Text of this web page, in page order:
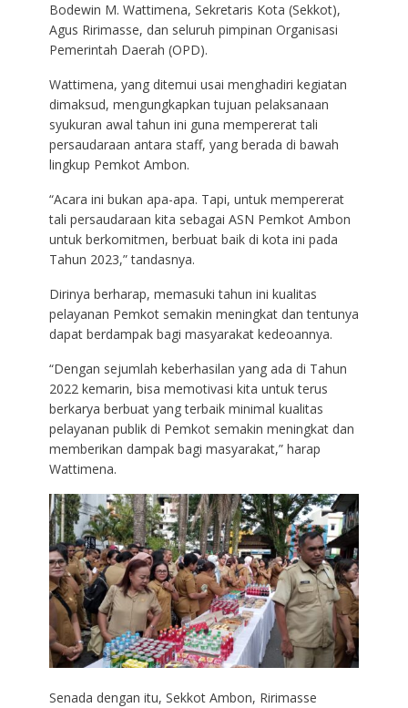
Bodewin M. Wattimena, Sekretaris Kota (Sekkot),
Agus Ririmasse, dan seluruh pimpinan Organisasi
Pemerintah Daerah (OPD).
Wattimena, yang ditemui usai menghadiri kegiatan
dimaksud, mengungkapkan tujuan pelaksanaan
syukuran awal tahun ini guna mempererat tali
persaudaraan antara staff, yang berada di bawah
lingkup Pemkot Ambon.
“Acara ini bukan apa-apa. Tapi, untuk mempererat
tali persaudaraan kita sebagai ASN Pemkot Ambon
untuk berkomitmen, berbuat baik di kota ini pada
Tahun 2023,” tandasnya.
Dirinya berharap, memasuki tahun ini kualitas
pelayanan Pemkot semakin meningkat dan tentunya
dapat berdampak bagi masyarakat kedeoannya.
“Dengan sejumlah keberhasilan yang ada di Tahun
2022 kemarin, bisa memotivasi kita untuk terus
berkarya berbuat yang terbaik minimal kualitas
pelayanan publik di Pemkot semakin meningkat dan
memberikan dampak bagi masyarakat,” harap
Wattimena.
Senada dengan itu, Sekkot Ambon, Ririmasse